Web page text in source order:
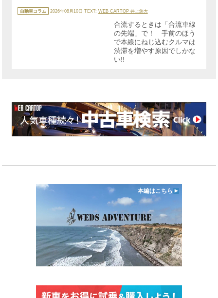
テ
ゴ
自動車コラム 2026年08月10日 TEXT: WEB CARTOP 井上悠大
合流するときは「合流車線
の先端」で！ 手前のほう
で本線にねじ込むクルマは
渋滞を増やす原因でしかな
い!!
本編はこちら